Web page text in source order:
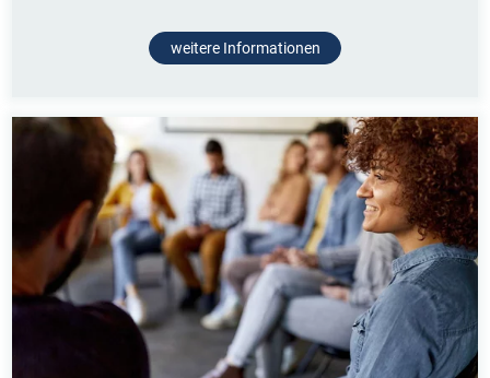
weitere Informationen